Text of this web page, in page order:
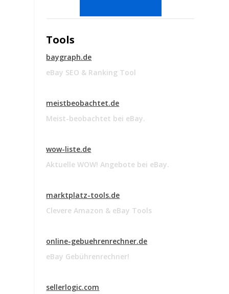
Tools
baygraph.de
eBay SEO & Ranking Tool
meistbeobachtet.de
Meist-beobachtet bei eBay.
wow-liste.de
Aktuelle WOW! Angebote bei eBay.
marktplatz-tools.de
Clevere Amazon & eBay Tools
online-gebuehrenrechner.de
eBay Gebührenrechner!
sellerlogic.com